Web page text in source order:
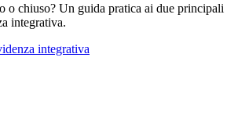
o chiuso? Un guida pratica ai due principali
integrativa.
integrativa